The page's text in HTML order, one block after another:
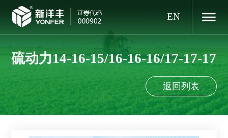
EN
硫动力14-16-15/16-16-16/17-17-17
返回列表